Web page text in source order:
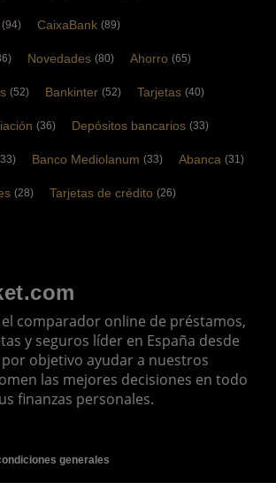
(94) CaixaBank (89)
Novedades (80) Ahorro (65)
(52) Bankinter (52) Tarjetas (40)
(36) Depósitos bancarios (33)
Banco Mediolanum (33) Abanca (31)
(28) Tarjetas de crédito (26)
comparador online de préstamos,
y seguros líder en España desde
por objetivo ayudar a nuestros
las mejores decisiones en todo
finanzas personales.
generales